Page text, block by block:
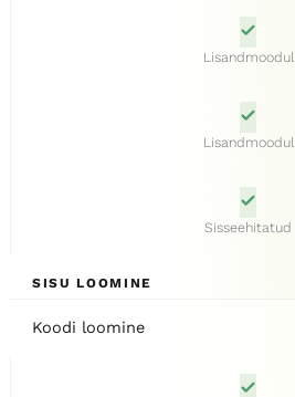
Lisandmoodul
Lisandmoodul
Sisseehitatud
SISU LOOMINE
Koodi loomine